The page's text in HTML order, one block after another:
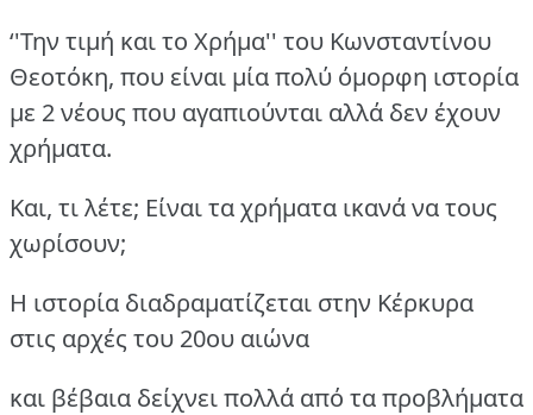
‘'Την τιμή και το Χρήμα'' του Κωνσταντίνου
Θεοτόκη, που είναι μία πολύ όμορφη ιστορία
με 2 νέους που αγαπιούνται αλλά δεν έχουν
χρήματα.
Και, τι λέτε; Είναι τα χρήματα ικανά να τους
χωρίσουν;
Η ιστορία διαδραματίζεται στην Κέρκυρα
στις αρχές του 20ου αιώνα
και βέβαια δείχνει πολλά από τα προβλήματα